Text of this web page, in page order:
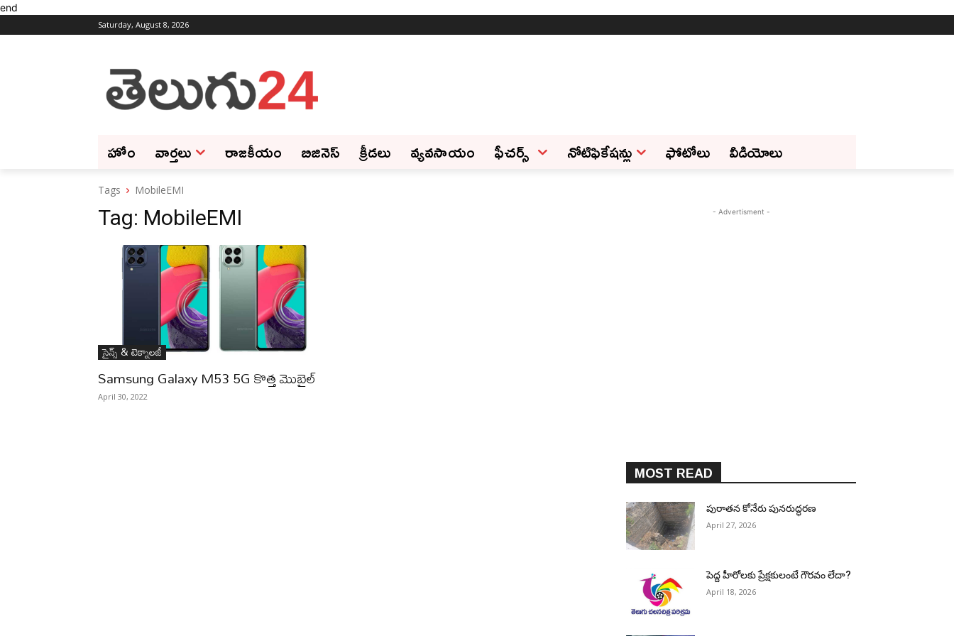
end
Saturday, August 8, 2026
హోం వార్తలు రాజకీయం బిజినెస్‌ క్రీడలు వ్యవసాయం ఫీచ‌ర్స్ ‌ నోటిఫికేషన్లు ఫోటోలు వీడియోలు
Tags MobileEMI
Tag: MobileEMI
సైన్స్‌ & టెక్నాలజీ
Samsung Galaxy M53 5G కొత్త మొబైల్‌
April 30, 2022
- Advertisment -
MOST READ
పురాత‌న కోనేరు పున‌రుద్ధ‌ర‌ణ
April 27, 2026
పెద్ద హీరోల‌కు ప్రేక్ష‌కులంటే గౌర‌వం లేదా?
April 18, 2026